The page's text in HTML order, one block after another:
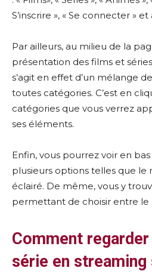
S’inscrire », « Se connecter » et
Par ailleurs, au milieu de la
présentation des films et
s’agit en effet d’un mélange
toutes catégories. C’est en
catégories que vous verrez
ses éléments.
Enfin, vous pourrez voir en
plusieurs options telles que le
éclairé. De même, vous y
permettant de choisir entre le
Comment
série en streaming